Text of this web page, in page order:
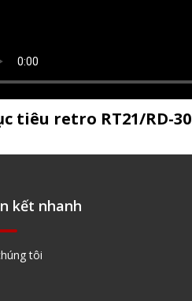
tiêu retro RT21/RD-30
kết nhanh
tôi